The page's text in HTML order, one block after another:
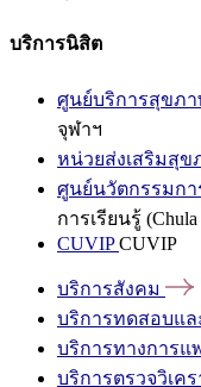
บริการนิสิต
ศูนย์บริการสุขภ
จุฬาฯ
หน่วยส่งเสริมสุข
ศูนย์นวัตกรรมกา
การเรียนรู้
CUVIPCUVIP
บริการสังคม
บริการทดสอบแล
บริการทางการแ
บริการตรวจวิเค